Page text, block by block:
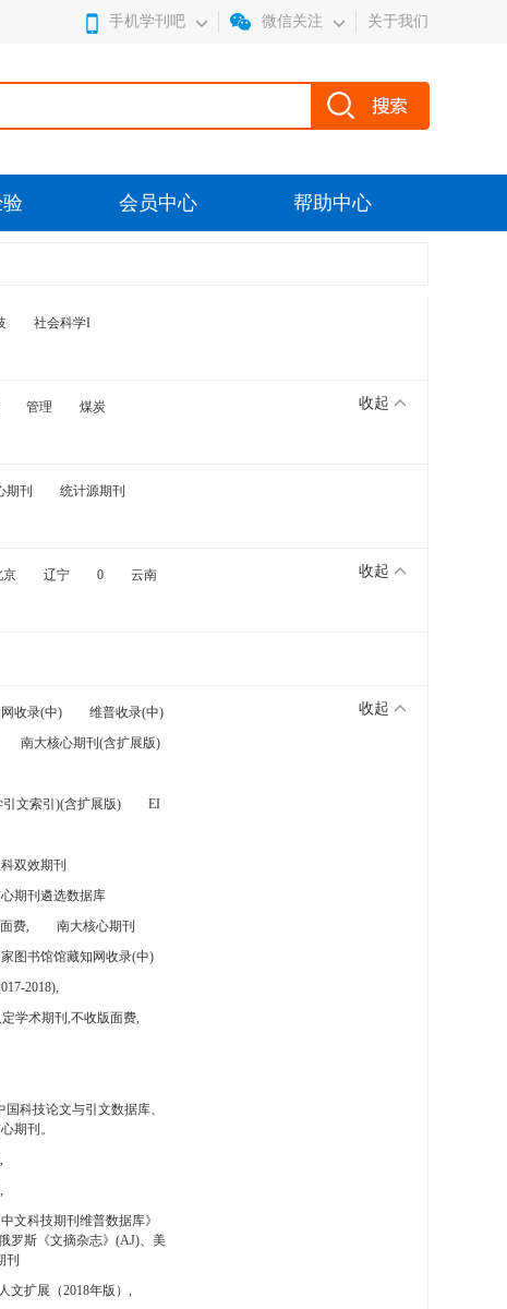
手机学刊吧 微信关注 关于我们
会员中心 帮助中心
社会科学I
管理
煤炭
收起
期刊
统计源期刊
京 辽宁 0
云南
收起
收录(中)
维普收录(中)
南大核心期刊(含扩展版)
文索引)(含扩展版)
EI
双效期刊
期刊遴选数据库
费,
南大核心期刊
图书馆馆藏知网收录(中)
2018),
学术期刊,不收版面费,
科技论文与引文数据库、
期刊。
文科技期刊维普数据库》
罗斯《文摘杂志》(AJ)、美
刊
人文扩展（2018年版）,
收起